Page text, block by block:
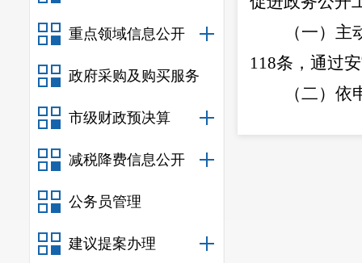
重点领域信息公开
政府采购及购买服务
市级财政预决算
减税降费信息公开
公务员管理
建议提案办理
（一） 主
118条，通过
（二）依